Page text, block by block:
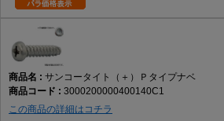
サンコータイト（＋）Ｐタイプナベ
3000200000400140C1
この商品の詳細はコチラ